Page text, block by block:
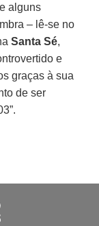
alguns
– lê-se no
Santa Sé,
e
graças à sua
de ser